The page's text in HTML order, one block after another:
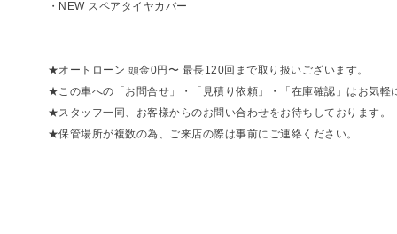
・NEW スペアタイヤカバー
★オートローン 頭金0円〜 最長120回まで取り扱いございます。
★この車への「お問合せ」・「見積り依頼」・「在庫確認」はお気軽
★スタッフ一同、お客様からのお問い合わせをお待ちしております。
★保管場所が複数の為、ご来店の際は事前にご連絡ください。